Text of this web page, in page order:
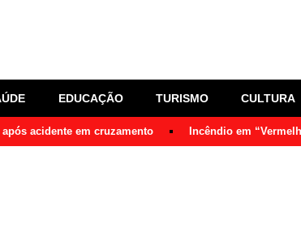
EDUCAÇÃO TURISMO CULTURA
acidente em cruzamento Incêndio em